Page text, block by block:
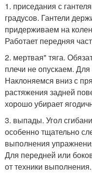
1. приседания с
градусов. Гантели
придерживаем на
Работает передняя
2. мертвая" тяга.
плечи не опускаем.
Наклоняемся вниз с
растяжения задней
хорошо убирает
3. выпады. Угол
особенно тщательно
выполнения
Для передней или
от техники выполнения.